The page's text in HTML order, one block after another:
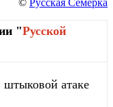
"Русской
штыковой атаке